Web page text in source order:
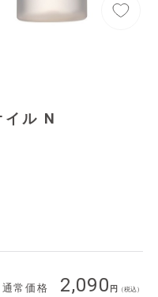
イル N
通常価格 2,090 （税込）